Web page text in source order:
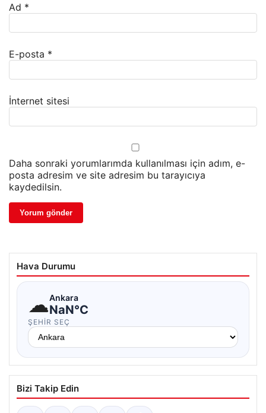
Ad *
E-posta *
İnternet sitesi
Daha sonraki yorumlarımda kullanılması için adım, e-
posta adresim ve site adresim bu tarayıcıya
kaydedilsin.
Hava Durumu
☁Ankara
NaN°C
ŞEHIR SEÇ
Bizi Takip Edin